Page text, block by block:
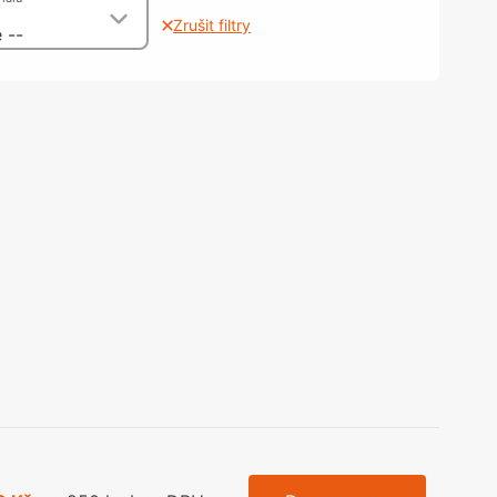
nohy, Nábytkové nohy a
nastavení
-- Zrušit filtry